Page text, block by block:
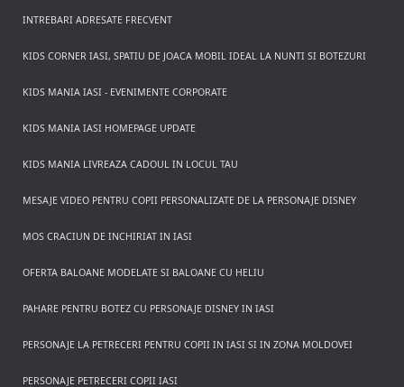
INTREBARI ADRESATE FRECVENT
KIDS CORNER IASI, SPATIU DE JOACA MOBIL IDEAL LA NUNTI SI BOTEZURI
KIDS MANIA IASI - EVENIMENTE CORPORATE
KIDS MANIA IASI HOMEPAGE UPDATE
KIDS MANIA LIVREAZA CADOUL IN LOCUL TAU
MESAJE VIDEO PENTRU COPII PERSONALIZATE DE LA PERSONAJE DISNEY
MOS CRACIUN DE INCHIRIAT IN IASI
OFERTA BALOANE MODELATE SI BALOANE CU HELIU
PAHARE PENTRU BOTEZ CU PERSONAJE DISNEY IN IASI
PERSONAJE LA PETRECERI PENTRU COPII IN IASI SI IN ZONA MOLDOVEI
PERSONAJE PETRECERI COPII IASI